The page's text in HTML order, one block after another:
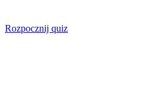
Rozpocznij quiz